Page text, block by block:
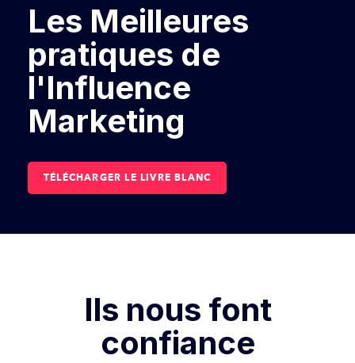
Les Meilleures
pratiques de
l'Influence
Marketing
TÉLÉCHARGER LE LIVRE BLANC
Ils nous font
confiance